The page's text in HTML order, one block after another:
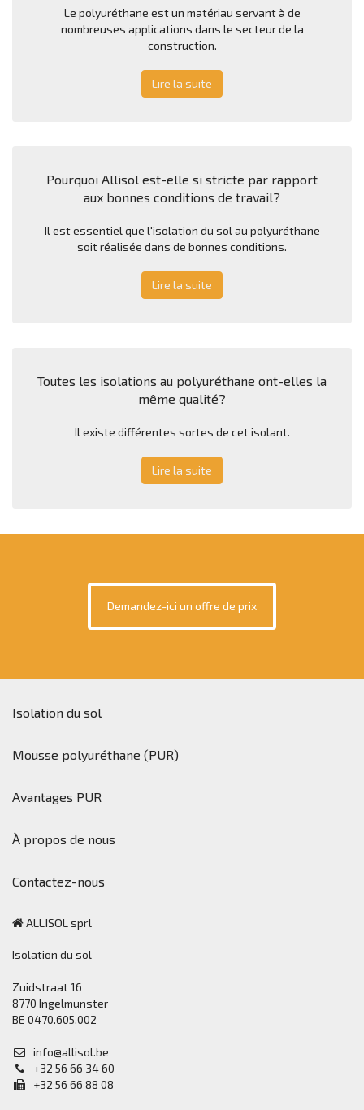
Le polyuréthane est un matériau servant à de
nombreuses applications dans le secteur de la
construction.
Lire la suite
Pourquoi Allisol est-elle si stricte par rapport
aux bonnes conditions de travail?
Il est essentiel que l'isolation du sol au polyuréthane
soit réalisée dans de bonnes conditions.
Lire la suite
Toutes les isolations au polyuréthane ont-elles la
même qualité?
Il existe différentes sortes de cet isolant.
Lire la suite
Demandez-ici un offre de prix
Isolation du sol
Mousse polyuréthane (PUR)
Avantages PUR
À propos de nous
Contactez-nous
ALLISOL sprl
Isolation du sol
Zuidstraat 16
8770 Ingelmunster
BE 0470.605.002
info@allisol.be
+32 56 66 34 60
+32 56 66 88 08